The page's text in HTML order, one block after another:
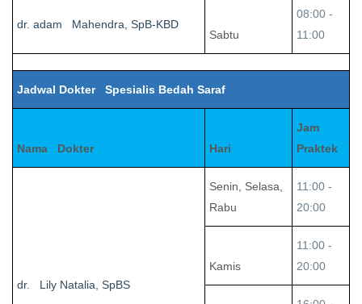
dr. adam Mahendra, SpB-KBD
Sabtu
08:00 -
11:00
Jadwal Dokter Spesialis Bedah Saraf
Nama Dokter Hari
Jam
Praktek
dr. Lily Natalia, SpBS
Senin, Selasa,
Rabu
11:00 -
20:00
Kamis
11:00 -
20:00